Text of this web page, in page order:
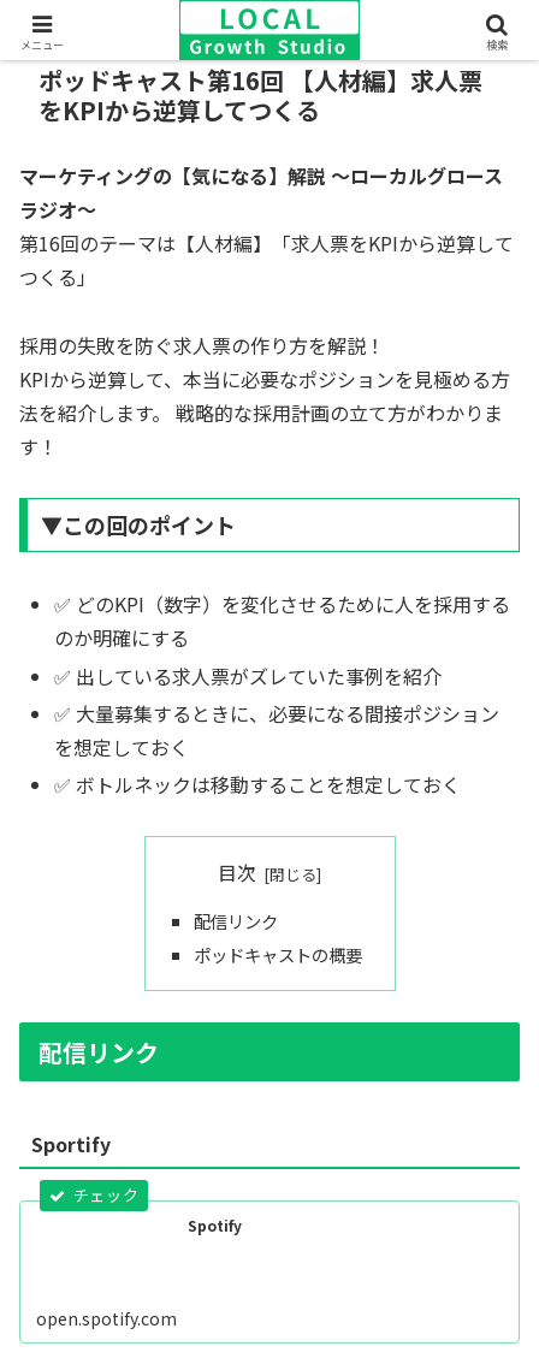
ポッドキャスト第16回 【人材編】求人票
をKPIから逆算してつくる
マーケティングの【気になる】解説 ～ローカルグロース
ラジオ～
第16回のテーマは【人材編】「求人票をKPIから逆算して
つくる」
採用の失敗を防ぐ求人票の作り方を解説！
KPIから逆算して、本当に必要なポジションを見極める方
法を紹介します。 戦略的な採用計画の立て方がわかりま
す！
▼この回のポイント
✅ どのKPI（数字）を変化させるために人を採用する
のか明確にする
✅ 出している求人票がズレていた事例を紹介
✅ 大量募集するときに、必要になる間接ポジション
を想定しておく
✅ ボトルネックは移動することを想定しておく
目次
配信リンク
ポッドキャストの概要
配信リンク
Sportify
Spotify
open.spotify.com
メニュー 検索